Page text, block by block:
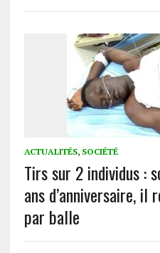
ACTUALITÉS, SOCIÉTÉ
Tirs sur 2 individus :
ans d’anniversaire, il
par balle